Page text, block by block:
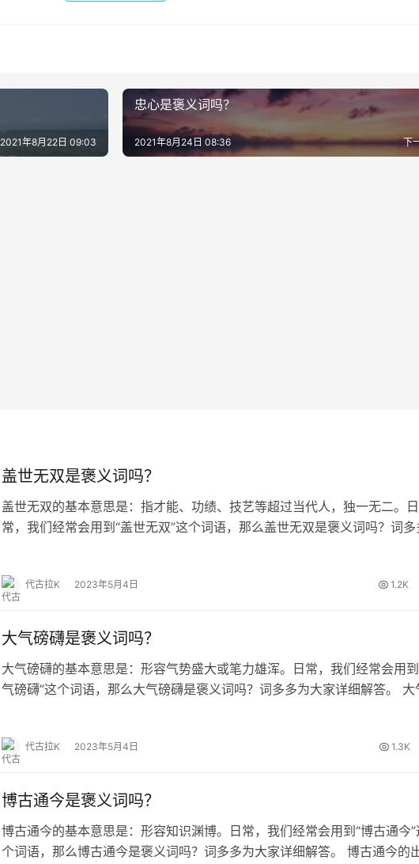
2021年8月22日 09:03
忠心是褒义词吗？
下
2021年8月24日 08:36
盖世无双是褒义词吗？
盖世无双的基本意思是：指才能、功绩、技艺等超过当代人，独一无二。日
常，我们经常会用到“盖世无双”这个词语，那么盖世无双是褒义词吗？词多
代古拉K 2023年5月4日 1.2K
大气磅礴是褒义词吗？
大气磅礴的基本意思是：形容气势盛大或笔力雄浑。日常，我们经常会用
气磅礴”这个词语，那么大气磅礴是褒义词吗？词多多为大家详细解答。 大
代古拉K 2023年5月4日 1.3K
博古通今是褒义词吗？
博古通今的基本意思是：形容知识渊博。日常，我们经常会用到“博古通今”
个词语，那么博古通今是褒义词吗？词多多为大家详细解答。 博古通今的